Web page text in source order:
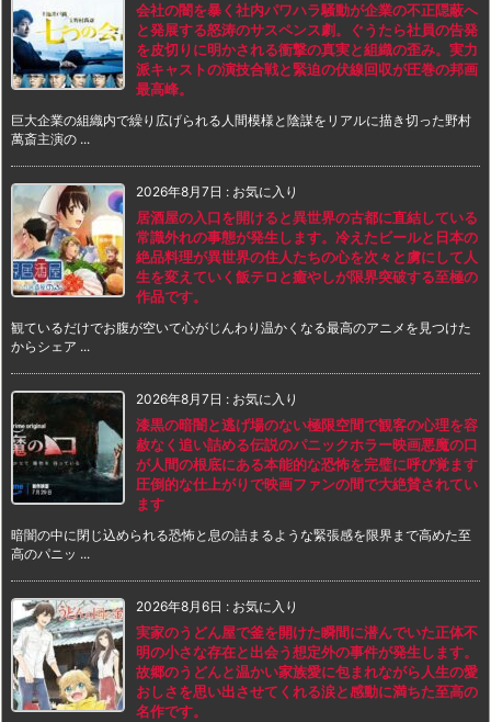
会社の闇を暴く社内パワハラ騒動が企業の不正隠蔽へ
と発展する怒涛のサスペンス劇。ぐうたら社員の告発
を皮切りに明かされる衝撃の真実と組織の歪み。実力
派キャストの演技合戦と緊迫の伏線回収が圧巻の邦画
最高峰。
巨大企業の組織内で繰り広げられる人間模様と陰謀をリアルに描き切った野村
萬斎主演の ...
2026年8月7日 : お気に入り
居酒屋の入口を開けると異世界の古都に直結している
常識外れの事態が発生します。冷えたビールと日本の
絶品料理が異世界の住人たちの心を次々と虜にして人
生を変えていく飯テロと癒やしが限界突破する至極の
作品です。
観ているだけでお腹が空いて心がじんわり温かくなる最高のアニメを見つけた
からシェア ...
2026年8月7日 : お気に入り
漆黒の暗闇と逃げ場のない極限空間で観客の心理を容
赦なく追い詰める伝説のパニックホラー映画悪魔の口
が人間の根底にある本能的な恐怖を完璧に呼び覚ます
圧倒的な仕上がりで映画ファンの間で大絶賛されてい
ます
暗闇の中に閉じ込められる恐怖と息の詰まるような緊張感を限界まで高めた至
高のパニッ ...
2026年8月6日 : お気に入り
実家のうどん屋で釜を開けた瞬間に潜んでいた正体不
明の小さな存在と出会う想定外の事件が発生します。
故郷のうどんと温かい家族愛に包まれながら人生の愛
おしさを思い出させてくれる涙と感動に満ちた至高の
名作です。